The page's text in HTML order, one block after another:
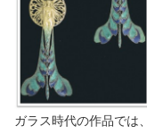
ガラス時代の作品では